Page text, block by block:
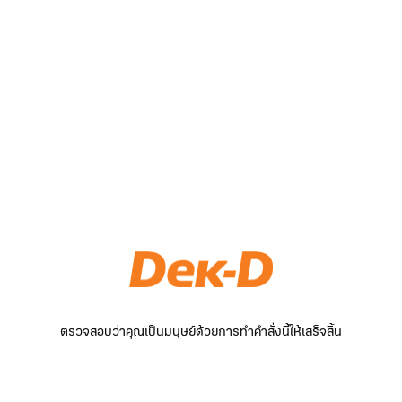
ตรวจสอบว่าคุณเป็นมนุษย์ด้วยการทำคำสั่งนี้ให้เสร็จสิ้น